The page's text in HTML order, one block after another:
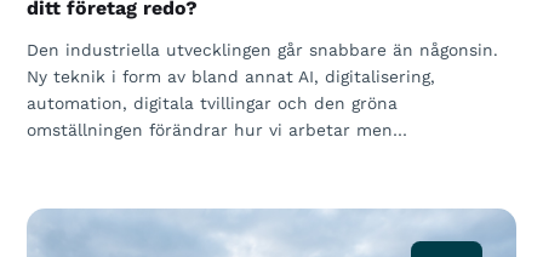
ditt företag redo?
Den industriella utvecklingen går snabbare än någonsin.
Ny teknik i form av bland annat AI, digitalisering,
automation, digitala tvillingar och den gröna
omställningen förändrar hur vi arbetar men…